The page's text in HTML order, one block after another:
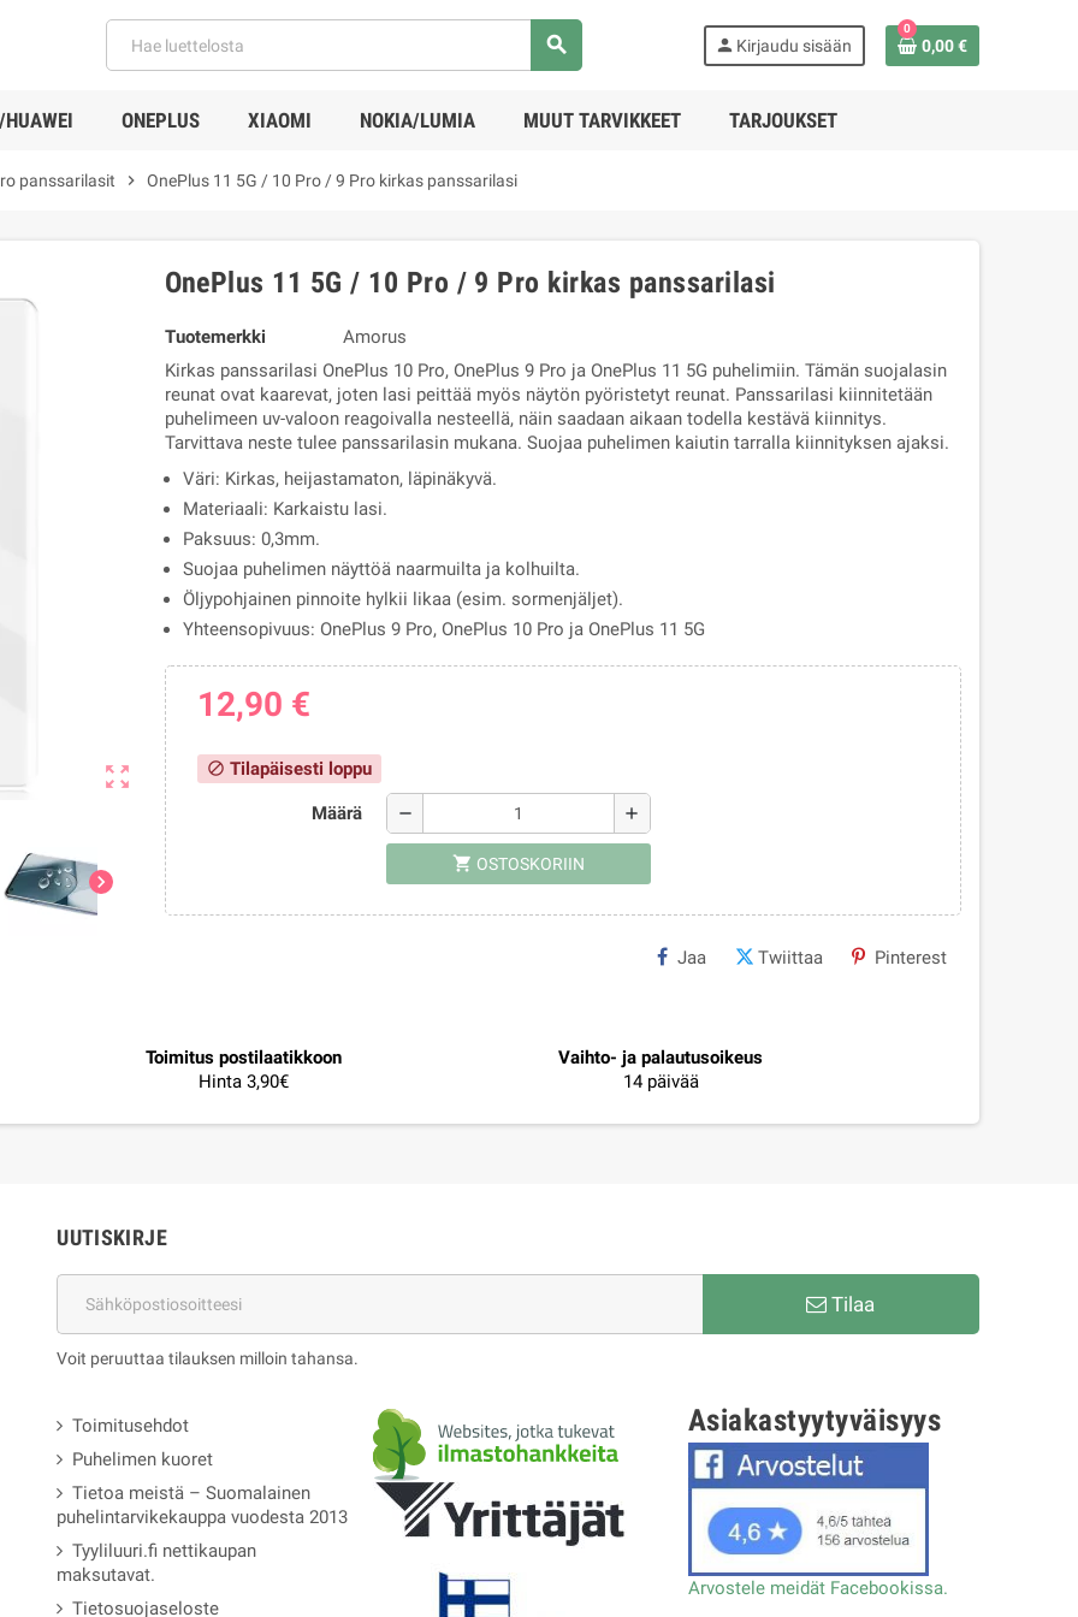
search person Kirjaudu sisään
0
0,00 €
HUAWEI ONEPLUS XIAOMI NOKIA/LUMIA MUUT TARVIKKEET TARJOUKSET
panssarilasit chevron_right OnePlus 11 5G / 10 Pro / 9 Pro kirkas panssarilasi
zoom_out_map
chevron_right
OnePlus 11 5G / 10 Pro / 9 Pro kirkas panssarilasi
Tuotemerkki
Amorus
Kirkas panssarilasi OnePlus 10 Pro, OnePlus 9 Pro ja OnePlus 11 5G puhelimiin. Tämän suojalasin
reunat ovat kaarevat, joten lasi peittää myös näytön pyöristetyt reunat. Panssarilasi kiinnitetään
puhelimeen uv-valoon reagoivalla nesteellä, näin saadaan aikaan todella kestävä kiinnitys.
Tarvittava neste tulee panssarilasin mukana. Suojaa puhelimen kaiutin tarralla kiinnityksen ajaksi.
Väri: Kirkas, heijastamaton, läpinäkyvä.
Materiaali: Karkaistu lasi.
Paksuus: 0,3mm.
Suojaa puhelimen näyttöä naarmuilta ja kolhuilta.
Öljypohjainen pinnoite hylkii likaa (esim. sormenjäljet).
Yhteensopivuus: OnePlus 9 Pro, OnePlus 10 Pro ja OnePlus 11 5G
12,90 €
block Tilapäisesti loppu
Määrä remove add
shopping_cart OSTOSKORIIN
Jaa Twiittaa Pinterest
Toimitus postilaatikkoon
Hinta 3,90€
Vaihto- ja palautusoikeus
14 päivää
UUTISKIRJE
Tilaa
Voit peruuttaa tilauksen milloin tahansa.
Toimitusehdot
Puhelimen kuoret
Tietoa meistä – Suomalainen
puhelintarvikekauppa vuodesta 2013
Tyyliluuri.fi nettikaupan
maksutavat.
Tietosuojaseloste
Asiakastyytyväisyys
Arvostele meidät Facebookissa.